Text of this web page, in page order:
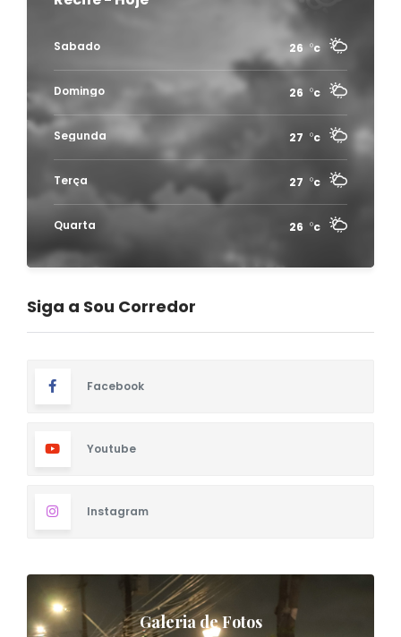
Sabado 26 c
Domingo 26 c
Segunda 27 c
Terça 27 c
Quarta 26 c
Siga a Sou Corredor
Facebook
Youtube
Instagram
Galeria de Fotos